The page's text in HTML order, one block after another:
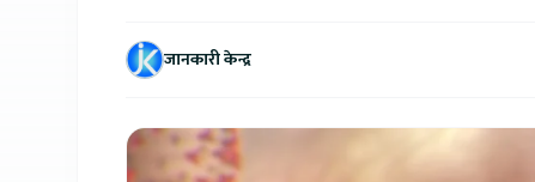
जानकारी केन्द्र